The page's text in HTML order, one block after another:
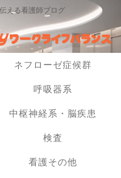
える看護師ブログ
ネフローゼ症候群
呼吸器系
中枢神経系・脳疾患
検査
看護その他